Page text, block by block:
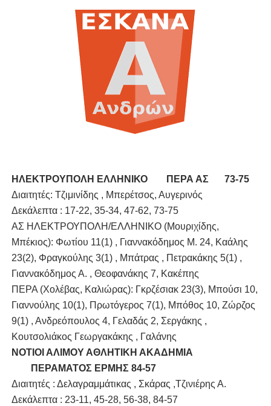
ΚΟΡΑΣΙΔΕΣ : Ο Κρόνος Αγίου Δημητρίου τιμήθηκε από το ΔΣ
TEΛΙΚΟΣ ΚΥΠΕΛΛΟΥ: Κυπελλούχος ο Μανδραϊκός σε ματς
ΧΡΟΝΙΑ ΠΟΛΛΑ ΣΤΟ ΕΛΛΗΝΙΚΟ ΜΠΑΣΚΕΤ : 39Η ΕΠΕΤΕΙΟΣ ΑΠΟ
Ο δρόμος για τον 29ο τελικό κυπέλλου ανδρών ΕΣΚΑΝΑ
U21: Τεράστια πρόκριση για τον Πανελευσινιακό στον
ΗΛΕΚΤΡΟΥΠΟΛΗ ΕΛΛΗΝΙΚΟ ΠΕΡΑ ΑΣ
	73-75
Διαιτητές: Τζιμινίδης , Μπερέτσος, Αυγερινός
Δεκάλεπτα : 17-22, 35-34, 47-62, 73-75
ΑΣ ΗΛΕΚΤΡΟΥΠΟΛΗ/ΕΛΛΗΝΙΚΟ (Μουριχίδης,
Μπέκιος): Φωτίου 11(1) , Γιαννακόδημος Μ. 24, Καάλης
23(2), Φραγκούλης 3(1) , Μπάτρας , Πετρακάκης 5(1) ,
Γιαννακόδημος Α. , Θεοφανάκης 7, Κακέπης
ΠΕΡΑ (Χολέβας, Καλιώρας): Γκρζέσιακ 23(3), Μπούσι 10,
Γιαννούλης 10(1), Πρωτόγερος 7(1), Μπόθος 10, Ζώρζος
9(1) , Ανδρεόπουλος 4, Γελαδάς 2, Σεργάκης ,
Κουτσολιάκος Γεωργακάκης , Γαλάνης
ΝΟΤΙΟΙ ΑΛΙΜΟΥ ΑΘΛΗΤΙΚΗ ΑΚΑΔΗΜΙΑ
ΠΕΡΑΜΑΤΟΣ ΕΡΜΗΣ 84-57
Διαιτητές : Δελαγραμμάτικας , Σκάρας ,Τζινιέρης Α.
Δεκάλεπτα : 23-11, 45-28, 56-38, 84-57